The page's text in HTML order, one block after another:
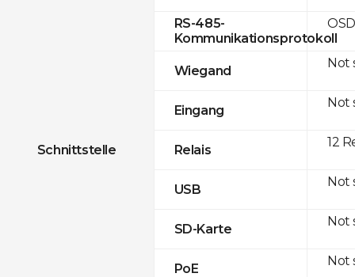
Schnittstelle
RS-485-
Kommunikationsprotokoll
Wiegand
Eingang
Relais
USB
SD-Karte
PoE
Not
Not
12
Not
Not
Not